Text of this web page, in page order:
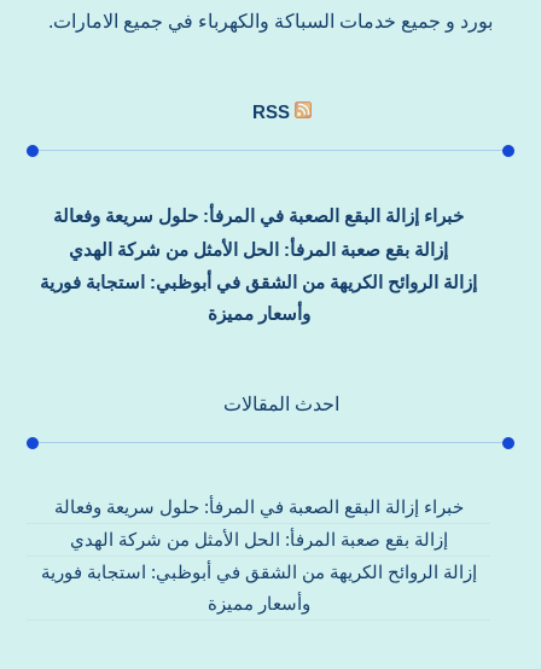
بورد و جميع خدمات السباكة والكهرباء في جميع الامارات.
RSS
خبراء إزالة البقع الصعبة في المرفأ: حلول سريعة وفعالة
إزالة بقع صعبة المرفأ: الحل الأمثل من شركة الهدي
إزالة الروائح الكريهة من الشقق في أبوظبي: استجابة فورية
وأسعار مميزة
احدث المقالات
خبراء إزالة البقع الصعبة في المرفأ: حلول سريعة وفعالة
إزالة بقع صعبة المرفأ: الحل الأمثل من شركة الهدي
إزالة الروائح الكريهة من الشقق في أبوظبي: استجابة فورية
وأسعار مميزة